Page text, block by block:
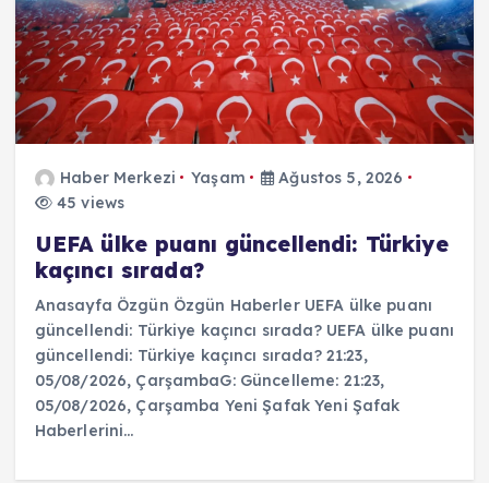
Haber Merkezi Yaşam
Ağustos 5, 2026
45 views
UEFA ülke puanı güncellendi: Türkiye
kaçıncı sırada?
Anasayfa Özgün Özgün Haberler UEFA ülke puanı
güncellendi: Türkiye kaçıncı sırada? UEFA ülke puanı
güncellendi: Türkiye kaçıncı sırada? 21:23,
05/08/2026, ÇarşambaG: Güncelleme: 21:23,
05/08/2026, Çarşamba Yeni Şafak Yeni Şafak
Haberlerini…